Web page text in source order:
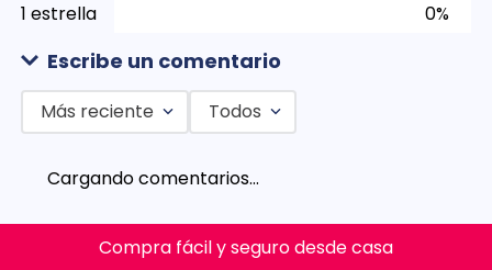
1 estrella 0%
Escribe un comentario
Título
Más reciente Todos
Cargando comentarios…
Compra fácil y seguro desde casa